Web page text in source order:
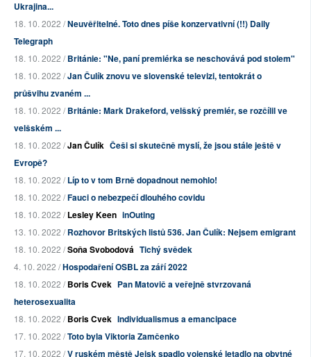
Ukrajina...
18. 10. 2022 /Neuvěřitelné. Toto dnes píše konzervativní (!!) Daily
Telegraph
18. 10. 2022 /Británie: "Ne, paní premiérka se neschovává pod stolem"
18. 10. 2022 /Jan Čulík znovu ve slovenské televizi, tentokrát o
průšvihu zvaném ...
18. 10. 2022 /Británie: Mark Drakeford, velšský premiér, se rozčílil ve
velšském ...
18. 10. 2022 /Jan Čulík Češi si skutečně myslí, že jsou stále ještě v
Evropě?
18. 10. 2022 /Líp to v tom Brně dopadnout nemohlo!
18. 10. 2022 /Fauci o nebezpečí dlouhého covidu
18. 10. 2022 /Lesley Keen inOuting
13. 10. 2022 /Rozhovor Britských listů 536. Jan Čulík: Nejsem emigrant
18. 10. 2022 /Soňa Svobodová Tichý svědek
4. 10. 2022 /Hospodaření OSBL za září 2022
18. 10. 2022 /Boris Cvek Pan Matovič a veřejně stvrzovaná
heterosexualita
18. 10. 2022 /Boris Cvek Individualismus a emancipace
17. 10. 2022 /Toto byla Viktoria Zamčenko
17. 10. 2022 /V ruském městě Jejsk spadlo vojenské letadlo na obytné